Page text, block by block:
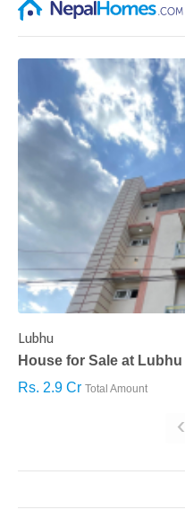
Lubhu
House for Sale at Lubhu
Rs. 2.9 Cr Total Amount
‹